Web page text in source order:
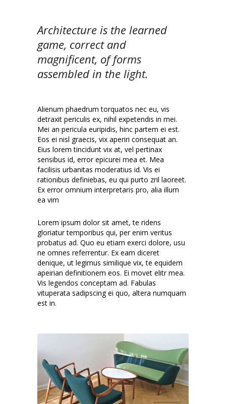
Architecture is the learned
game, correct and
magnificent, of forms
assembled in the light.
Alienum phaedrum torquatos nec eu, vis
detraxit periculis ex, nihil expetendis in mei.
Mei an pericula euripidis, hinc partem ei est.
Eos ei nisl graecis, vix aperiri consequat an.
Eius lorem tincidunt vix at, vel pertinax
sensibus id, error epicurei mea et. Mea
facilisis urbanitas moderatius id. Vis ei
rationibus definiebas, eu qui purto zril laoreet.
Ex error omnium interpretaris pro, alia illum
ea vim
Lorem ipsum dolor sit amet, te ridens
gloriatur temporibus qui, per enim veritus
probatus ad. Quo eu etiam exerci dolore, usu
ne omnes referrentur. Ex eam diceret
denique, ut legimus similique vix, te equidem
apeirian definitionem eos. Ei movet elitr mea.
Vis legendos conceptam ad. Fabulas
vituperata sadipscing ei quo, altera numquam
est in.